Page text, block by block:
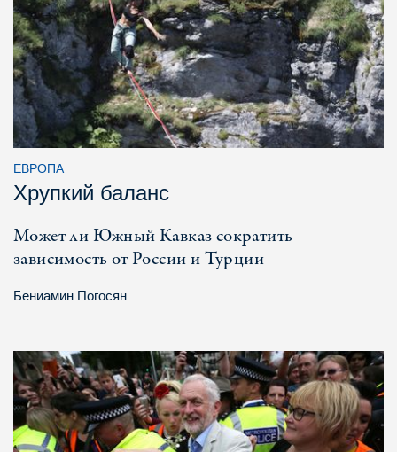
ЕВРОПА
Хрупкий баланс
Может ли Южный Кавказ сократить
зависимость от России и Турции
Бениамин Погосян